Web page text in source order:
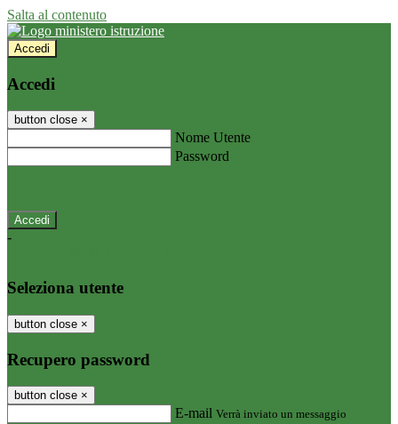
Salta al contenuto
Accedi
Accedi
button close ×
Nome Utente
Password
-
Seleziona utente
button close ×
Recupero password
button close ×
E-mail Verrà inviato un messaggio